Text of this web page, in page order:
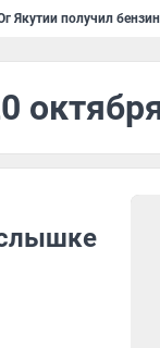
Якутии получил